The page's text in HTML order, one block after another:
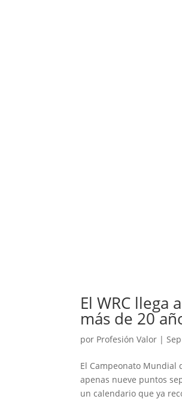
El WRC
más de 20
por Profesión Valor |
El Campeonato Mundial
apenas nueve puntos
un calendario que ya